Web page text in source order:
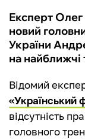
Експерт
новий
України
на найближчі
Відомий
«Український
відсутність
головного